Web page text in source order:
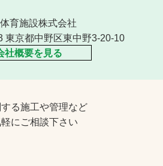
育施設株式会社
東京都中野区東中野3-20-10
社概要を見る
る施工や管理など
にご相談下さい